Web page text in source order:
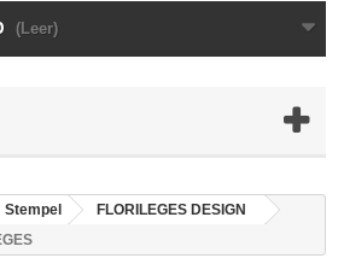
(Leer)
Stempel
FLORILEGES DESIGN